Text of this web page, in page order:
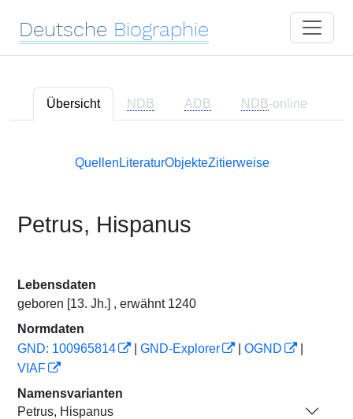
Deutsche Biographie
Übersicht NDB ADB NDB-online
Quellen LiteraturObjekteZitierweise
Petrus, Hispanus
Lebensdaten
geboren [13. Jh.] , erwähnt 1240
Normdaten
GND: 100965814
GND-Explorer OGND
VIAF
Namensvarianten
Petrus, Hispanus